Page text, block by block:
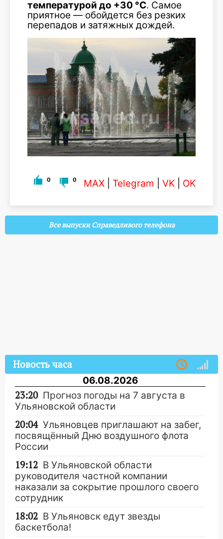
температурой до +30 °C. Самое
приятное — обойдется без резких
перепадов и затяжных дождей.
0 0 MAX Telegram VK OK
Все выпуски Справедливого телефона
Новость часа
06.08.2026
23:20 Прогноз погоды на 7 августа в
Ульяновской области
20:04 Ульяновцев приглашают на забег,
посвящённый Дню воздушного флота
России
19:12 В Ульяновской области
руководителя частной компании
наказали за сокрытие прошлого своего
сотрудник
18:02 В Ульяновск едут звезды
баскетбола!